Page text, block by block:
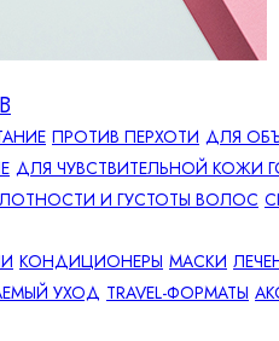
ПРОТИВ ПЕРХОТИ ДЛЯ
ДЛЯ ЧУВСТВИТЕЛЬНОЙ КОЖИ
И ГУСТОТЫ ВОЛОС
КОНДИЦИОНЕРЫ МАСКИ
УХОД TRAVEL-ФОРМАТЫ